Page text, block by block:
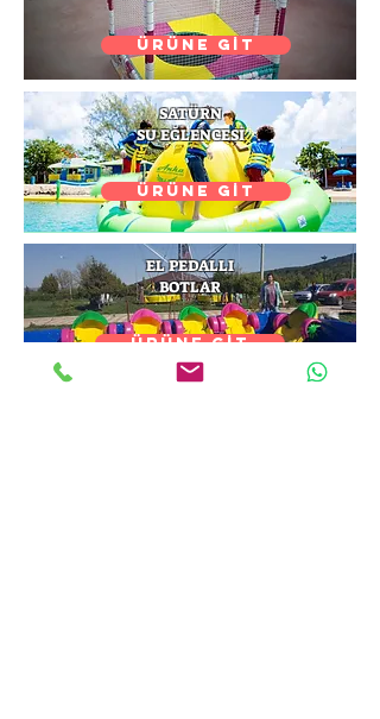
ÜRÜNE GİT
ÜRÜNE GİT
SATÜRN
SU EĞLENCESİ
EL PEDALLI
BOTLAR
ÜRÜNE GİT